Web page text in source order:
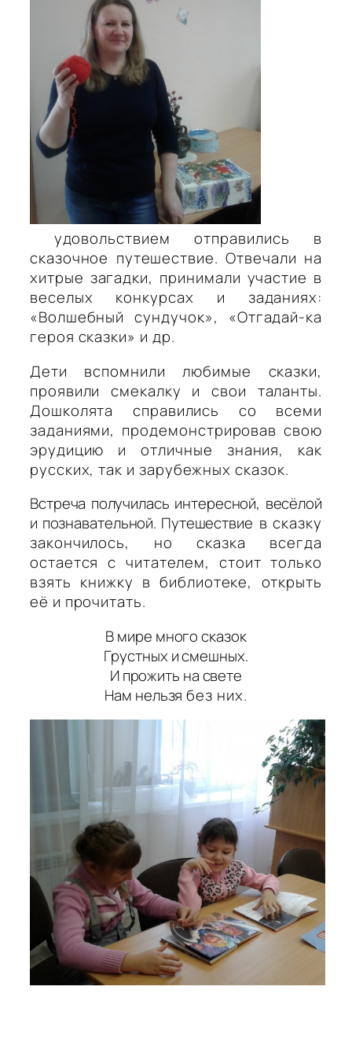
удовольствием отправились в
сказочное путешествие. Отвечали на
хитрые загадки, принимали участие в
веселых конкурсах и заданиях:
«Волшебный сундучок», «Отгадай-ка
героя сказки» и др.
Дети вспомнили любимые сказки,
проявили смекалку и свои таланты.
Дошколята справились со всеми
заданиями, продемонстрировав свою
эрудицию и отличные знания, как
русских, так и зарубежных сказок.
Встреча получилась интересной, весёлой
и познавательной. Путешествие в сказку
закончилось, но сказка всегда
остается с читателем, стоит только
взять книжку в библиотеке, открыть
её и прочитать.
В мире много сказок
Грустных и смешных.
И прожить на свете
Нам нельзя без них.